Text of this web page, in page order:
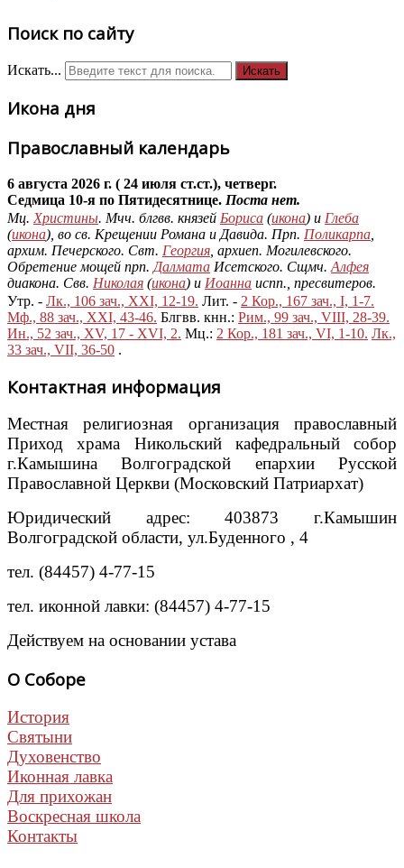
Поиск по сайту
Искать... Искать
Икона дня
Православный календарь
6 августа 2026 г. ( 24 июля ст.ст.), четверг.
Седмица 10-я по Пятидесятнице. Поста нет.
Мц. Христины. Мчч. блгвв. князей Бориса (икона) и Глеба
(икона), во св. Крещении Романа и Давида. Прп. Поликарпа
архим. Печерского. Свт. Георгия , архиеп. Могилевского.
Обретение мощей прп. Далмата Исетского. Сщмч. Алфея
диакона. Свв. Николая (икона) и Иоанна испп., пресвитеров.
Утр. - Лк., 106 зач., XXI, 12-19. Лит. - 2 Кор., 167 зач., I, 1-7.
Мф., 88 зач., XXI, 43-46. Блгвв. кнн.: Рим., 99 зач., VIII, 28-39.
Ин., 52 зач., XV, 17 - XVI, 2. Мц.: 2 Кор., 181 зач., VI, 1-10. Лк.,
33 зач., VII, 36-50 .
Контактная информация
Местная религиозная организация православный
Приход храма Никольский кафедральный собор
г.Камышина Волгоградской епархии Русской
Православной Церкви (Московский Патриархат)
Юридический адрес: 403873 г.Камышин
Волгоградской области, ул.Буденного , 4
тел. (84457) 4-77-15
тел. иконной лавки: (84457) 4-77-15
Действуем на основании устава
О Соборе
История
Святыни
Духовенство
Иконная лавка
Для прихожан
Воскресная школа
Контакты